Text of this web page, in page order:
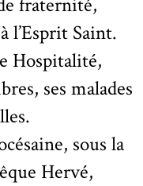
l’Esprit Saint.
Hospitalité,
ses malades
sous la
Hervé,